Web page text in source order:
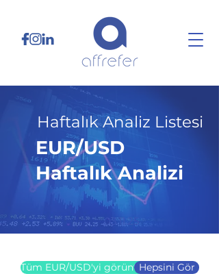
Haftalık Analiz Listesi
EUR/USD
Haftalık Analizi
03.11.25
Tüm EUR/USD'yi görüntüleHepsini Gör